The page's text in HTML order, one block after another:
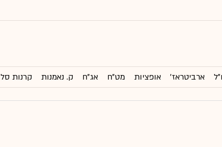
ארביטראז' אופציות מט"ח אג"ח ק. נאמנות קרנות סל